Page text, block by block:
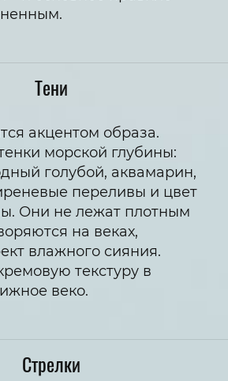
Тени
акцентом образа.
морской глубины:
голубой, аквамарин,
переливы и цвет
Они не лежат плотным
на веках,
влажного сияния.
текстуру в
веко.
Стрелки